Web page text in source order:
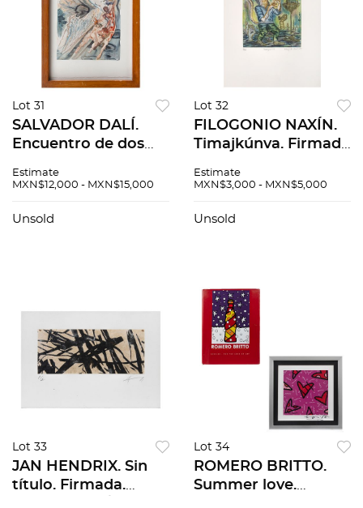
Lot 31
SALVADOR DALÍ.
Encuentro de dos
La Divina Comedia.
33x23cm papel. Con
Estimate
MXN$12,000 - MXN$15,000
Unsold
Lot 32
FILOGONIO NAXÍN.
Timajkúnva. Firmado
Grabado al
30 cm imagen / 69 x
Estimate
MXN$3,000 - MXN$5,000
Unsold
Lot 33
JAN HENDRIX. Sin
título. Firmada.
Lot 34
ROMERO BRITTO.
Summer love.